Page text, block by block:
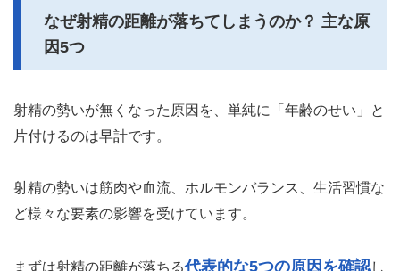
なぜ射精の距離が落ちてしまうのか？ 主な原
因5つ
射精の勢いが無くなった原因を、単純に「年齢のせい」と
片付けるのは早計です。
射精の勢いは筋肉や血流、ホルモンバランス、生活習慣な
ど様々な要素の影響を受けています。
まずは射精の距離が落ちる代表的な5つの原因を確認し